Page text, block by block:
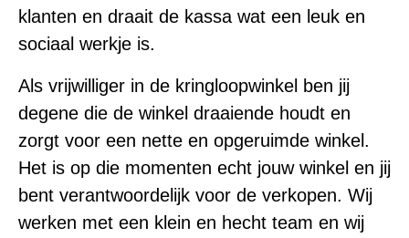
klanten en draait de kassa wat een leuk en
sociaal werkje is.
Als vrijwilliger in de kringloopwinkel ben jij
degene die de winkel draaiende houdt en
zorgt voor een nette en opgeruimde winkel.
Het is op die momenten echt jouw winkel en jij
bent verantwoordelijk voor de verkopen. Wij
werken met een klein en hecht team en wij